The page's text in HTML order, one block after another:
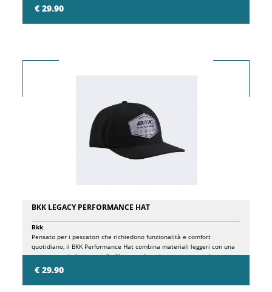
€ 29.90
garantisce praticità e comfort durante lunghe giornate di pesca. Il
tessuto ad alta traspirabilità migliora la circolazione dell’aria e riduce
l’accumulo di calore, rendendo il cappellino ideale per ambienti marini
BKK LEGACY PERFORMANCE HAT
€ 29.90
Bkk
Pensato per i pescatori che richiedono funzionalità e comfort
quotidiano, il BKK Performance Hat combina materiali leggeri con una
struttura ottimizzata per l’utilizzo outdoor. La nuova costruzione
migliora la calzata e garantisce comfort prolungato durante le sessioni
di pesca più intense. Il tessuto ad alta traspirabilità assicura
un’efficace dispersione del calore e una ventilazione continua,